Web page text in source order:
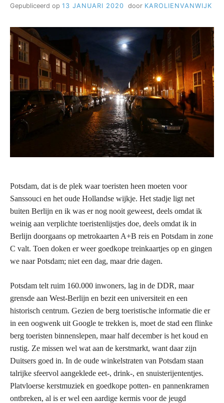
Gepubliceerd op 13 JANUARI 2020 door KAROLIENVANWIJK
Potsdam, dat is de plek waar toeristen heen moeten voor
Sanssouci en het oude Hollandse wijkje. Het stadje ligt net
buiten Berlijn en ik was er nog nooit geweest, deels omdat ik
weinig aan verplichte toeristenlijstjes doe, deels omdat ik in
Berlijn doorgaans op metrokaarten A+B reis en Potsdam in zone
C valt. Toen doken er weer goedkope treinkaartjes op en gingen
we naar Potsdam; niet een dag, maar drie dagen.
Potsdam telt ruim 160.000 inwoners, lag in de DDR, maar
grensde aan West-Berlijn en bezit een universiteit en een
historisch centrum. Gezien de berg toeristische informatie die er
in een oogwenk uit Google te trekken is, moet de stad een flinke
berg toeristen binnenslepen, maar half december is het koud en
rustig. Ze missen wel wat aan de kerstmarkt, want daar zijn
Duitsers goed in. In de oude winkelstraten van Potsdam staan
talrijke sfeervol aangeklede eet-, drink-, en snuisterijententjes.
Platvloerse kerstmuziek en goedkope potten- en pannenkramen
ontbreken, al is er wel een aardige kermis voor de jeugd